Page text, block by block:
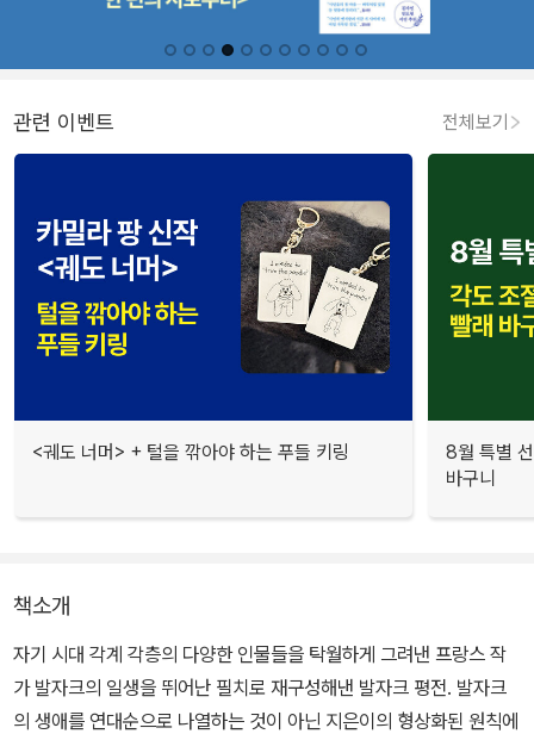
관련 이벤트 전체보기
<궤도 너머> + 털을 깎아야 하는 푸들 키링
8월 특별
바구니
책소개
자기 시대 각계 각층의 다양한 인물들을 탁월하게 그려낸 프랑스 작
가 발자크의 일생을 뛰어난 필치로 재구성해낸 발자크 평전. 발자크
의 생애를 연대순으로 나열하는 것이 아닌 지은이의 형상화된 원칙에